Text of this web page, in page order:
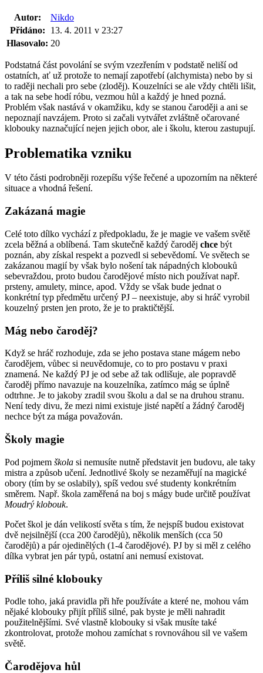
Autor:
Nikdo
Přidáno:
13. 4. 2011 v 23:27
Hlasovalo: 20
Podstatná část povolání se svým vzezřením v podstatě neliší od
ostatních, ať už protože to nemají zapotřebí (alchymista) nebo by si
to raději nechali pro sebe (zloděj). Kouzelníci se ale vždy chtěli lišit,
a tak na sebe hodí róbu, vezmou hůl a každý je hned pozná.
Problém však nastává v okamžiku, kdy se stanou čaroději a ani se
nepoznají navzájem. Proto si začali vytvářet zvláštně očarované
klobouky naznačující nejen jejich obor, ale i školu, kterou zastupují.
Problematika vzniku
V této části podrobněji rozepíšu výše řečené a upozorním na některé
situace a vhodná řešení.
Zakázaná magie
Celé toto dílko vychází z předpokladu, že je magie ve vašem světě
zcela běžná a oblíbená. Tam skutečně každý čaroděj chce být
poznán, aby získal respekt a pozvedl si sebevědomí. Ve světech se
zakázanou magií by však bylo nošení tak nápadných klobouků
sebevraždou, proto budou čarodějové místo nich používat např.
prsteny, amulety, mince, apod. Vždy se však bude jednat o
konkrétní typ předmětu určený PJ – neexistuje, aby si hráč vyrobil
kouzelný prsten jen proto, že je to praktičtější.
Mág nebo čaroděj?
Když se hráč rozhoduje, zda se jeho postava stane mágem nebo
čarodějem, vůbec si neuvědomuje, co to pro postavu v praxi
znamená. Ne každý PJ je od sebe až tak odlišuje, ale popravdě
čaroděj přímo navazuje na kouzelníka, zatímco mág se úplně
odtrhne. Je to jakoby zradil svou školu a dal se na druhou stranu.
Není tedy divu, že mezi nimi existuje jisté napětí a žádný čaroděj
nechce být za mága považován.
Školy magie
Pod pojmem škola si nemusíte nutně představit jen budovu, ale taky
mistra a způsob učení. Jednotlivé školy se nezaměřují na magické
obory (tím by se oslabily), spíš vedou své studenty konkrétním
směrem. Např. škola zaměřená na boj s mágy bude určitě používat
Moudrý klobouk.
Počet škol je dán velikostí světa s tím, že nejspíš budou existovat
dvě nejsilnější (cca 200 čarodějů), několik menších (cca 50
čarodějů) a pár ojedinělých (1-4 čarodějové). PJ by si měl z celého
dílka vybrat jen pár typů, ostatní ani nemusí existovat.
Příliš silné klobouky
Podle toho, jaká pravidla při hře používáte a které ne, mohou vám
nějaké klobouky přijít příliš silné, pak byste je měli nahradit
použitelnějšími. Své vlastně klobouky si však musíte také
zkontrolovat, protože mohou zamíchat s rovnováhou sil ve vašem
světě.
Čarodějova hůl